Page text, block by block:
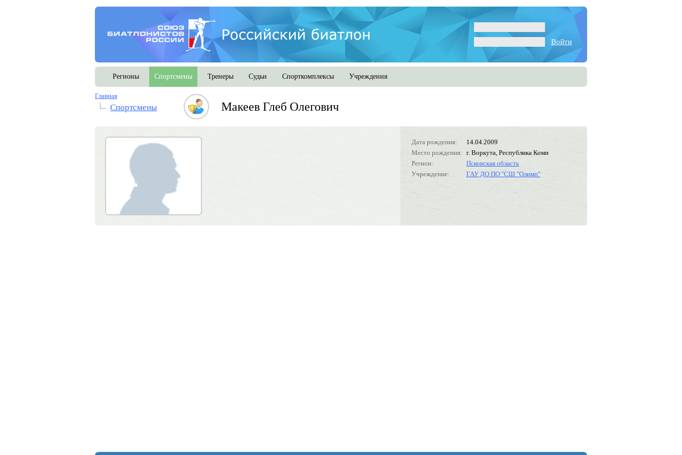
Войти
Регионы Спортсмены Тренеры Судьи Спорткомплексы Учреждения
Главная
Спортсмены Макеев Глеб Олегович
Дата рождения:
14.04.2009
Место рождения: г. Воркута, Республика Коми
Регион:
Псковская область
Учреждение:
ГАУ ДО ПО "СШ "Олимп"